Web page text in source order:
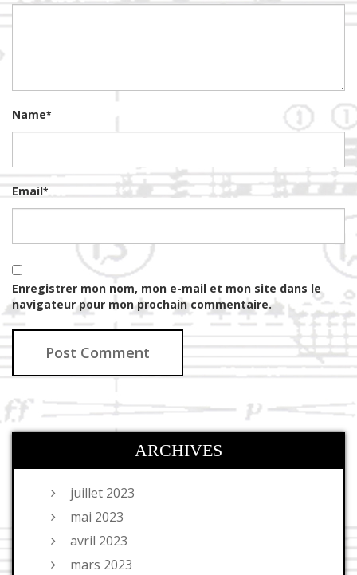
Name*
Email*
Enregistrer mon nom, mon e-mail et mon site dans le
navigateur pour mon prochain commentaire.
ARCHIVES
juillet 2023
mai 2023
avril 2023
mars 2023